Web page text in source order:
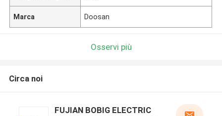
Marca Doosan
Osservi più
Circa noi
FUJIAN BOBIG ELECTRIC